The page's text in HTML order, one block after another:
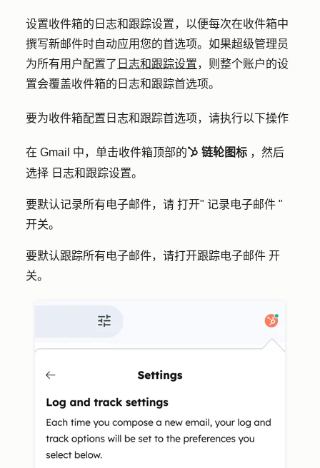
设置收件箱的日志和跟踪设置，以便每次在收件箱中
撰写新邮件时自动应用您的首选项。 如果超级管理员
为所有用户配置了 日志和跟踪设置，则整个账户的设
置会覆盖收件箱的日志和跟踪首选项。
要为收件箱配置日志和跟踪首选项，请执行以下操作
在 Gmail 中，单击收件箱顶部的 sprocket 链轮图标 ，然后
选择 日志和跟踪设置。
要默认记录所有电子邮件，请 打开" 记录电子邮件 "
开关。
要默认跟踪所有电子邮件，请打开跟踪电子邮件 开
关。